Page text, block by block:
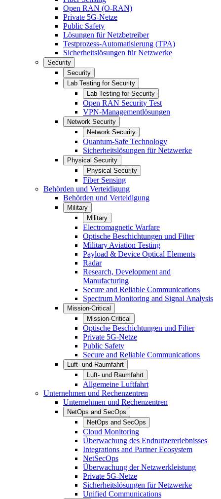
Open RAN (O-RAN)
Private 5G-Netze
Public Safety
Lösungen für Netzbetreiber
Testprozess-Automatisierung (TPA)
Sicherheitslösungen für Netzwerke
Security
Security
Lab Testing for Security
Lab Testing for Security
Open RAN Security Test
VPN-Managementlösungen
Network Security
Network Security
Quantum-Safe Technology
Sicherheitslösungen für Netzwerke
Physical Security
Physical Security
Fiber Sensing
Behörden und Verteidigung
Behörden und Verteidigung
Military
Military
Electromagnetic Warfare
Optische Beschichtungen und Filter
Military Aviation Testing
Payload & Device Optical Elements
Radar
Research, Development and
Manufacturing
Secure and Reliable Communications
Spectrum Monitoring and Signal Analysis
Mission-Critical
Mission-Critical
Optische Beschichtungen und Filter
Private 5G-Netze
Public Safety
Secure and Reliable Communications
Luft- und Raumfahrt
Luft- und Raumfahrt
Allgemeine Luftfahrt
Unternehmen und Rechenzentren
Unternehmen und Rechenzentren
NetOps and SecOps
NetOps and SecOps
Cloud Monitoring
Überwachung des Endnutzererlebnisses
Integrations and Partner Ecosystem
NetSecOps
Überwachung der Netzwerkleistung
Private 5G-Netze
Sicherheitslösungen für Netzwerke
Unified Communications